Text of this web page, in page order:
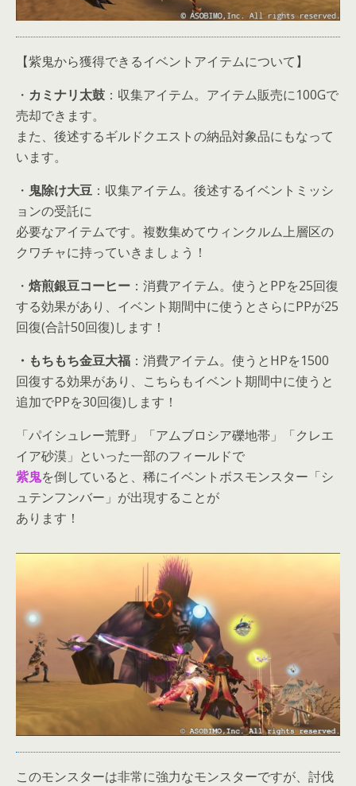
【紫鬼から獲得できるイベントアイテムについて】
・ カミナリ太鼓 ：収集アイテム。アイテム販売に100Gで
売却できます。
また、後述するギルドクエストの納品対象品にもなって
います。
・ 鬼除け大豆 ：収集アイテム。後述するイベントミッシ
ョンの受託に
必要なアイテムです。複数集めてウィンクルム上層区の
クワチャに持っていきましょう！
・ 焙煎銀豆コーヒー ：消費アイテム。使うとPPを25回復
する効果があり、イベント期間中に使うとさらにPPが25
回復(合計50回復)します！
・もちもち金豆大福 ：消費アイテム。使うとHPを1500
回復する効果があり、こちらもイベント期間中に使うと
追加でPPを30回復)します！
「パイシュレー荒野」「アムブロシア礫地帯」「クレエ
イア砂漠」といった一部のフィールドで
紫鬼を倒していると、稀にイベントボスモンスター「シ
ュテンフンバー」が出現することが
あります！
このモンスターは非常に強力なモンスターですが、討伐